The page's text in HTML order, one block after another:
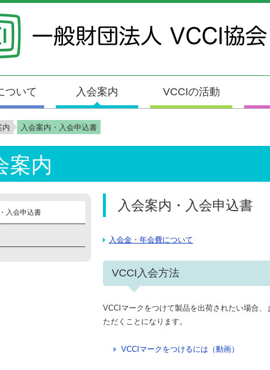
ついて 入会案内 VCCIの活動
内 入会案内・入会申込書
案内
入会案内・入会申込書
入会金・年会費について
VCCI入会方法
VCCIマークをつけて製品を出荷されたい場合
ただくことになります。
VCCIマークをつけるには（動画）
入会申込書